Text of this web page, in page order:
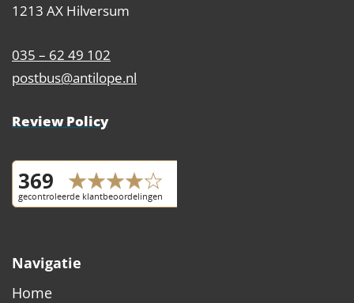
1213 AX Hilversum
035 – 62 49 102
postbus@antilope.nl
Review Policy
Navigatie
Home